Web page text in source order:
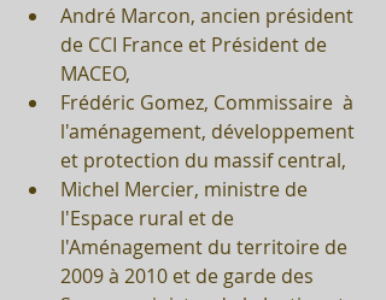
André Marcon, ancien président
de CCI France et Président de
MACEO,
Frédéric Gomez, Commissaire  à
l'aménagement, développement
et protection du massif central,
Michel Mercier, ministre de
l'Espace rural et de
l'Aménagement du territoire de
2009 à 2010 et de garde des